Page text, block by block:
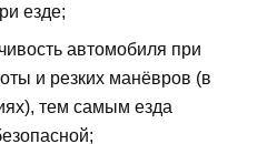
езде;
автомобиля при
и резких манёвров (в
тем самым езда